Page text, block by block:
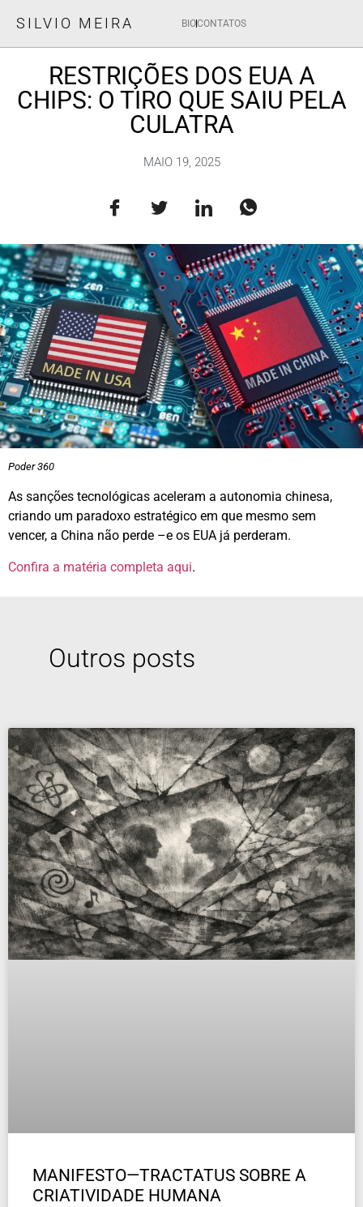
SILVIO MEIRA BIOCONTATOS
RESTRIÇÕES DOS EUA A
CHIPS: O TIRO QUE SAIU PELA
CULATRA
MAIO 19, 2025
Poder 360
As sanções tecnológicas aceleram a autonomia chinesa,
criando um paradoxo estratégico em que mesmo sem
vencer, a China não perde –e os EUA já perderam.
Confira a matéria completa aqui.
Outros posts
MANIFESTO—TRACTATUS SOBRE A
CRIATIVIDADE HUMANA